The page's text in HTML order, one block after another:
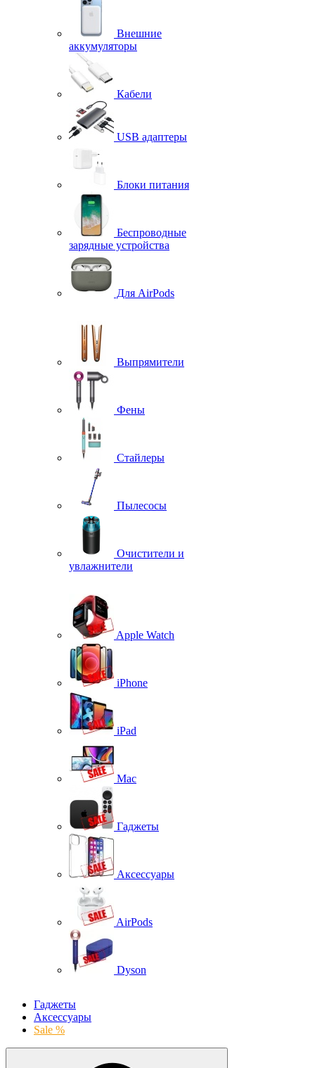
Внешние
аккумуляторы
Кабели
USB адаптеры
Блоки питания
Беспроводные
зарядные устройства
Для AirPods
Выпрямители
Фены
Стайлеры
Пылесосы
Очистители и
увлажнители
Apple Watch
iPhone
iPad
Mac
Гаджеты
Аксессуары
AirPods
Dyson
Гаджеты
Аксессуары
Sale %